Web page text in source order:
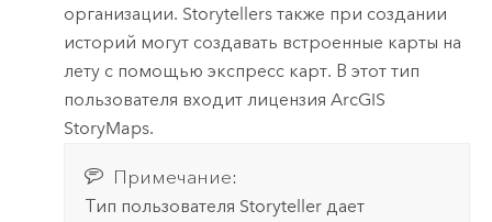
организации. Storytellers также при создании
историй могут создавать встроенные карты на
лету с помощью экспресс карт. В этот тип
пользователя входит лицензияArcGIS
StoryMaps.
Примечание:
Тип пользователя Storytellerдает